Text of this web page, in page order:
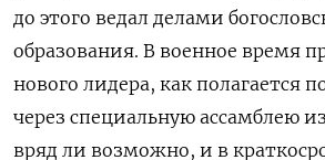
до этого ведал делами
образования. В военное время
нового лидера, как полагается
через специальную ассамблею
вряд ли возможно, и в